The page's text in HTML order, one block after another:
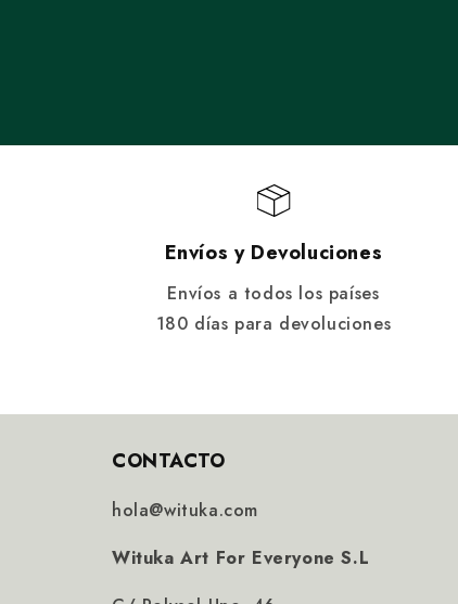
Envíos y Devoluciones
Envíos a todos los países
180 días para devoluciones
CONTACTO
hola@wituka.com
Wituka Art For Everyone S.L